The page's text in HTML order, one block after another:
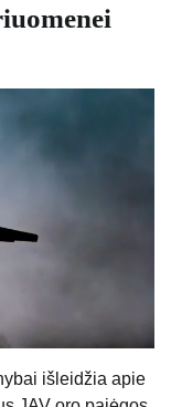
išleidžia apie